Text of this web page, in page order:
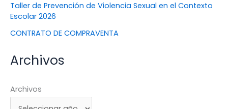
Taller de Prevención de Violencia Sexual en el Contexto
Escolar 2026
CONTRATO DE COMPRAVENTA
Archivos
Archivos